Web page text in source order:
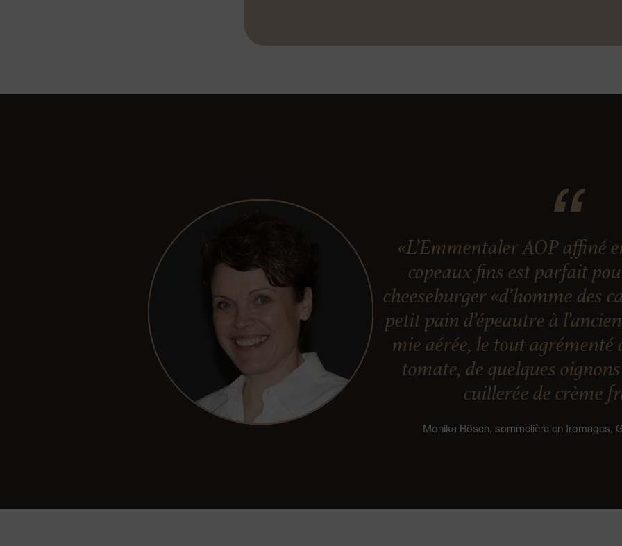
«L’Emmentaler AOP affiné
copeaux fins est parfait
cheeseburger «d’homme des
petit pain d’épeautre à
mie aérée, le tout agrémenté
tomate, de quelques
cuillerée de crème
Monika Bösch, sommelière en fromages,